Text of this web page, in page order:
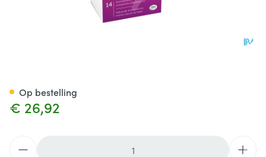
€ 26,92
Op bestelling